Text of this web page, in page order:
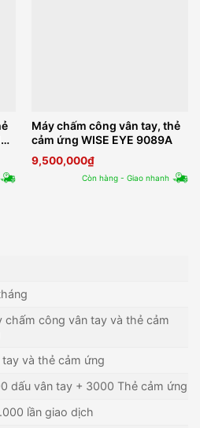
Máy chấm công vân tay, thẻ
cảm ứng WISE EYE 9089A
9,500,000₫
Còn hàng - Giao nhanh
chấm công vân tay và thẻ cảm
tay và thẻ cảm ứng
dấu vân tay + 3000 Thẻ cảm ứng
lần giao dịch